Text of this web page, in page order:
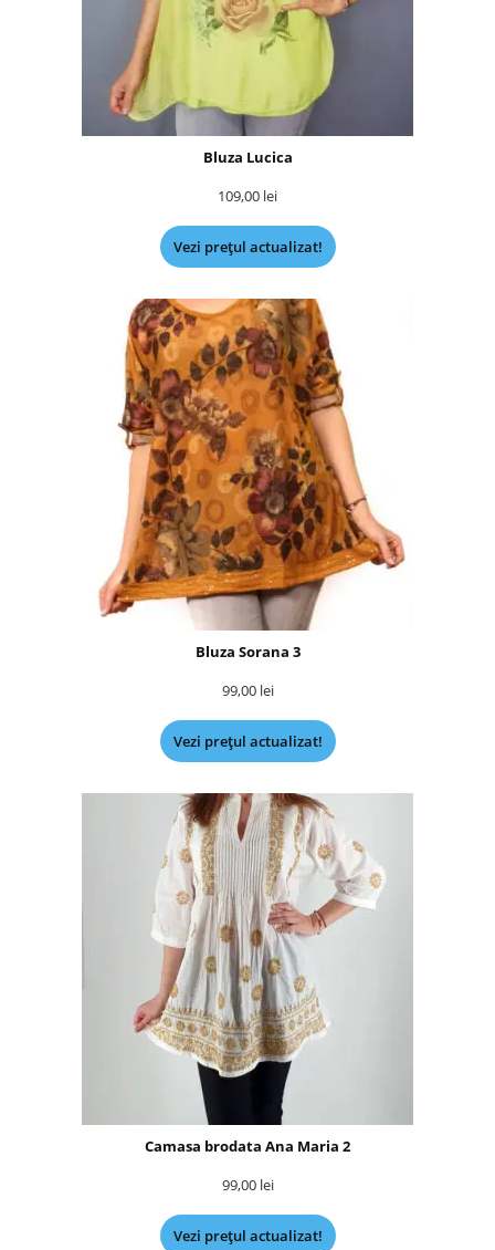
Bluza Lucica
109,00 lei
Vezi prețul actualizat!
Bluza Sorana 3
99,00 lei
Vezi prețul actualizat!
Camasa brodata Ana Maria 2
99,00 lei
Vezi prețul actualizat!